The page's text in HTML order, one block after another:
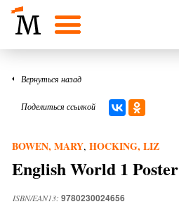
Вернуться назад
Поделиться ссылкой
BOWEN, MARY, HOCKING, LIZ
English World 1 Poster
ISBN/EAN13: 9780230024656